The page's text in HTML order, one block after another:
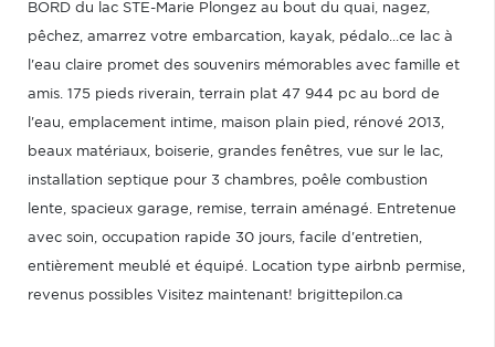
BORD du lac STE-Marie Plongez au bout du quai, nagez,
pêchez, amarrez votre embarcation, kayak, pédalo...ce lac à
l'eau claire promet des souvenirs mémorables avec famille et
amis. 175 pieds riverain, terrain plat 47 944 pc au bord de
l'eau, emplacement intime, maison plain pied, rénové 2013,
beaux matériaux, boiserie, grandes fenêtres, vue sur le lac,
installation septique pour 3 chambres, poêle combustion
lente, spacieux garage, remise, terrain aménagé. Entretenue
avec soin, occupation rapide 30 jours, facile d'entretien,
entièrement meublé et équipé. Location type airbnb permise,
revenus possibles Visitez maintenant! brigittepilon.ca